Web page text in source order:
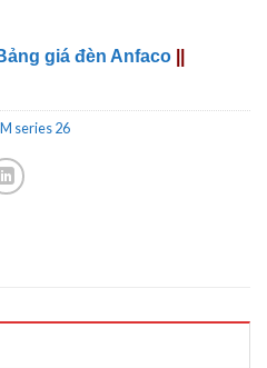
giá đèn Anfaco
series 26